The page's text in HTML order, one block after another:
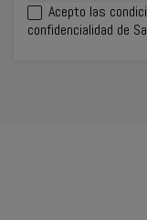
Acepto las
confidencialidad de